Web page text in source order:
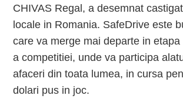
CHIVAS Regal, a desemnat
locale in Romania. SafeDrive este
care va merge mai departe in
a competitiei, unde va participa
afaceri din toata lumea, in cursa
dolari pus in joc.